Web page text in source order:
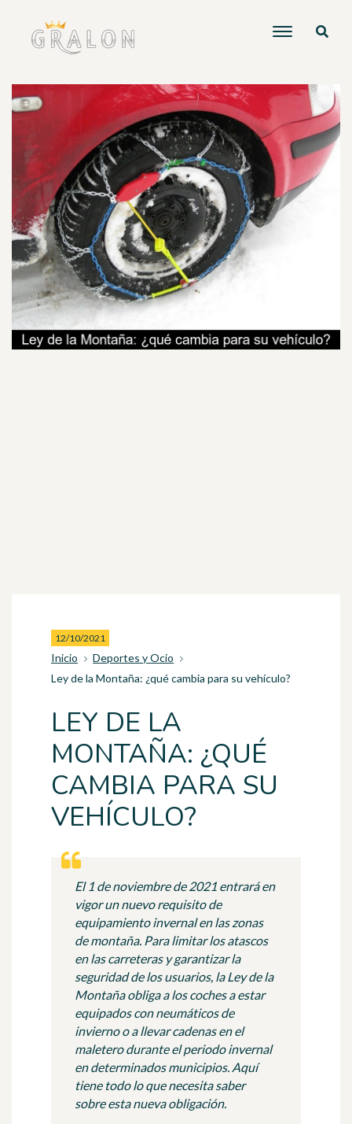
12/10/2021
Inicio
Deportes y Ocio
Ley de la Montaña: ¿qué cambia para su vehículo?
LEY DE LA
MONTAÑA: ¿QUÉ
CAMBIA PARA SU
VEHÍCULO?
El 1 de noviembre de 2021 entrará en
vigor un nuevo requisito de
equipamiento invernal en las zonas
de montaña. Para limitar los atascos
en las carreteras y garantizar la
seguridad de los usuarios, la Ley de la
Montaña obliga a los coches a estar
equipados con neumáticos de
invierno o a llevar cadenas en el
maletero durante el periodo invernal
en determinados municipios. Aquí
tiene todo lo que necesita saber
sobre esta nueva obligación.